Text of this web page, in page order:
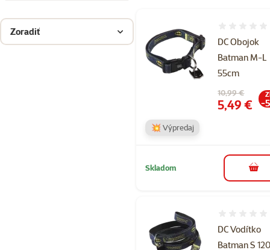
Zoradiť
DC Obojok
Batman M-L
55cm
Pôvodná cena
10,99 €
Cena
5,49 € -
💥 Výpredaj
Skladom do
DC Vodítko
Batman S